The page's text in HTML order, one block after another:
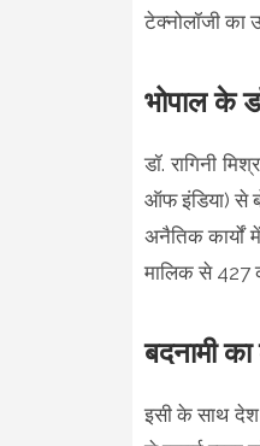
टेक्नोलॉजी का
भोपाल के
डॉ. रागिनी
ऑफ इंडिया) से
अनैतिक
मालिक से 427
बदनामी
इसी के साथ